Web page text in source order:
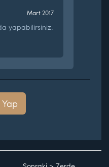
Mart 2017
yapabilirsiniz.